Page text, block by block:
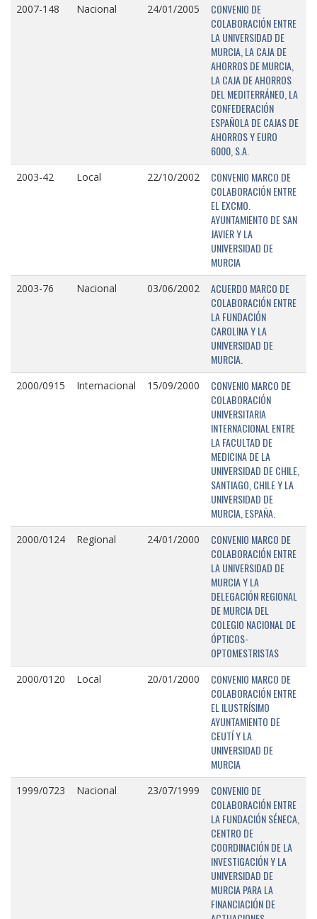
2007-148 Nacional 24/01/2005
CONVENIO DE
COLABORACIÓN ENTRE
LA UNIVERSIDAD DE
MURCIA, LA CAJA DE
AHORROS DE MURCIA,
LA CAJA DE AHORROS
DEL MEDITERRÁNEO, LA
CONFEDERACIÓN
ESPAÑOLA DE CAJAS DE
AHORROS Y EURO
6000, S.A.
2003-42 Local 22/10/2002
CONVENIO MARCO DE
COLABORACIÓN ENTRE
EL EXCMO.
AYUNTAMIENTO DE SAN
JAVIER Y LA
UNIVERSIDAD DE
MURCIA
2003-76 Nacional 03/06/2002
ACUERDO MARCO DE
COLABORACIÓN ENTRE
LA FUNDACIÓN
CAROLINA Y LA
UNIVERSIDAD DE
MURCIA.
2000/0915 Internacional 15/09/2000
CONVENIO MARCO DE
COLABORACIÓN
UNIVERSITARIA
INTERNACIONAL ENTRE
LA FACULTAD DE
MEDICINA DE LA
UNIVERSIDAD DE CHILE,
SANTIAGO, CHILE Y LA
UNIVERSIDAD DE
MURCIA, ESPAÑA.
2000/0124 Regional 24/01/2000
CONVENIO MARCO DE
COLABORACIÓN ENTRE
LA UNIVERSIDAD DE
MURCIA Y LA
DELEGACIÓN REGIONAL
DE MURCIA DEL
COLEGIO NACIONAL DE
ÓPTICOS-
OPTOMESTRISTAS
2000/0120 Local 20/01/2000
CONVENIO MARCO DE
COLABORACIÓN ENTRE
EL ILUSTRÍSIMO
AYUNTAMIENTO DE
CEUTÍ Y LA
UNIVERSIDAD DE
MURCIA
1999/0723 Nacional 23/07/1999
CONVENIO DE
COLABORACIÓN ENTRE
LA FUNDACIÓN SÉNECA,
CENTRO DE
COORDINACIÓN DE LA
INVESTIGACIÓN Y LA
UNIVERSIDAD DE
MURCIA PARA LA
FINANCIACIÓN DE